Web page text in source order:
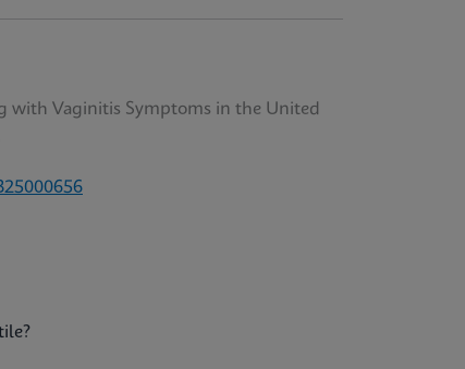
with Vaginitis Symptoms in the United